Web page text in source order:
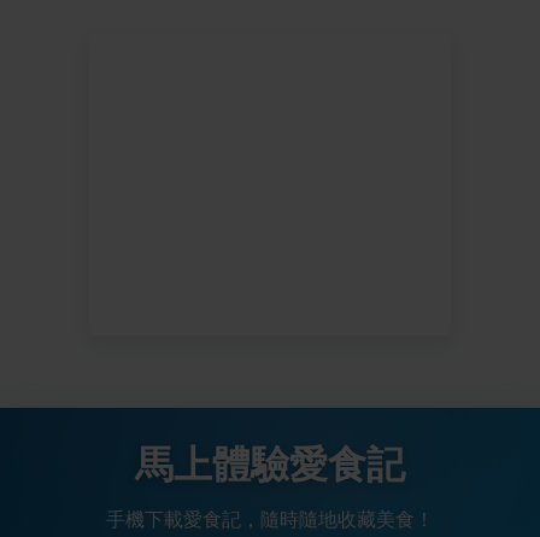
馬上體驗愛食記
手機下載愛食記，隨時隨地收藏美食！